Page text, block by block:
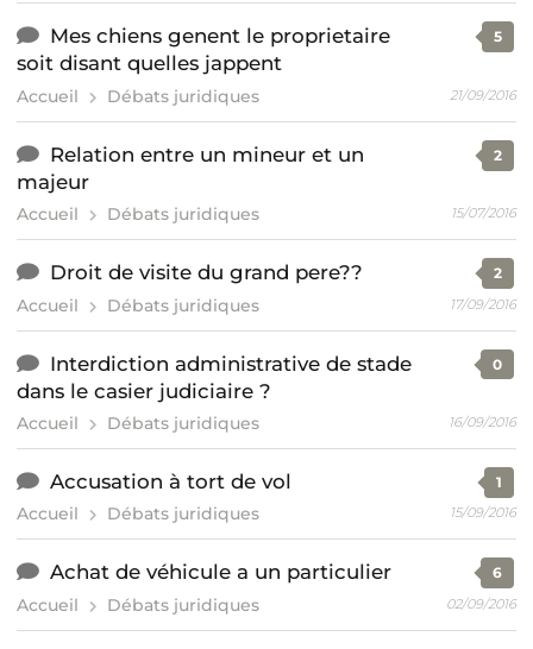
Mes chiens genent le proprietaire
soit disant quelles jappent
Accueil Débats juridiques
5
21/09/2016
Relation entre un mineur et un
majeur
Accueil Débats juridiques
2
15/07/2016
Droit de visite du grand pere??
Accueil Débats juridiques
2
17/09/2016
Interdiction administrative de stade
dans le casier judiciaire ?
Accueil Débats juridiques
0
16/09/2016
Accusation à tort de vol
Accueil Débats juridiques
1
15/09/2016
Achat de véhicule a un particulier
Accueil Débats juridiques
6
02/09/2016